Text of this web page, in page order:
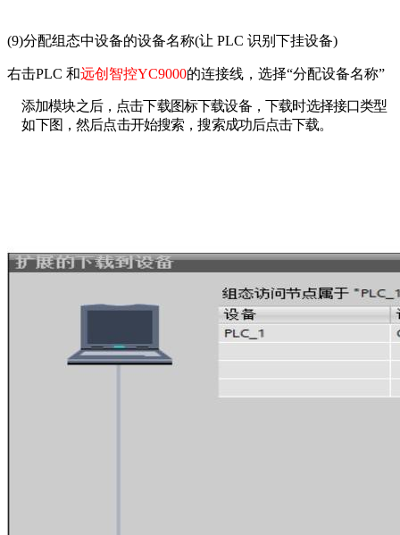
(9)分配组态中设备的设备名称(让 PLC 识别下挂设备)
右击PLC 和远创智控YC9000的连接线，选择“分配设备名称”
添加模块之后，点击下载图标下载设备，下载时选择接口类型
如下图，然后点击开始搜索， 搜索成功后点击下载。